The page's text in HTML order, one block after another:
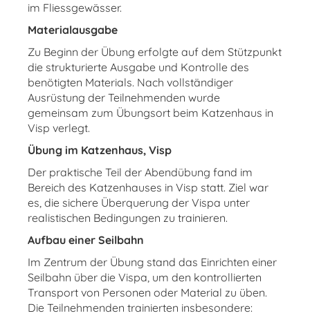
im Fliessgewässer.
Materialausgabe
Zu Beginn der Übung erfolgte auf dem Stützpunkt
die strukturierte Ausgabe und Kontrolle des
benötigten Materials. Nach vollständiger
Ausrüstung der Teilnehmenden wurde
gemeinsam zum Übungsort beim Katzenhaus in
Visp verlegt.
Übung im Katzenhaus, Visp
Der praktische Teil der Abendübung fand im
Bereich des Katzenhauses in Visp statt. Ziel war
es, die sichere Überquerung der Vispa unter
realistischen Bedingungen zu trainieren.
Aufbau einer Seilbahn
Im Zentrum der Übung stand das Einrichten einer
Seilbahn über die Vispa, um den kontrollierten
Transport von Personen oder Material zu üben.
Die Teilnehmenden trainierten insbesondere: